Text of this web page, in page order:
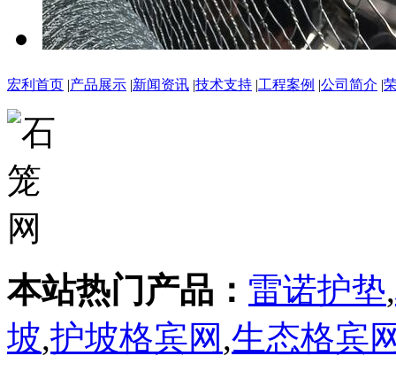
宏利首页 |产品展示 |新闻资讯 |技术支持 |工程案例 |公司简介 |
本站热门产品： 雷诺护垫,
坡,护坡格宾网 ,生态格宾